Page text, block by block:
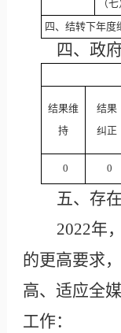
（
四、结转下年度
四、 政
结果维
持
结果
纠正
0 0
五、 存
2022年
的更高要求
高、适应全
工作：